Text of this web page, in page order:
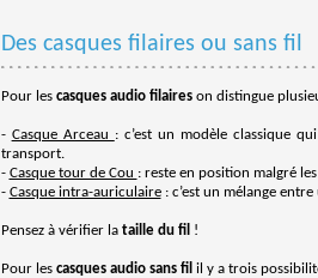
Des casques filaires ou sans fil
Pour les casques audio filaireson distingue
- Casque Arceau : c’est un modèle classique
transport.
- Casque tour de Cou : reste en position malgré
- Casque intra-auriculaire: c’est un mélange
Pensez à vérifier la taille du fil !
Pour les casques audio sans fil il y a trois